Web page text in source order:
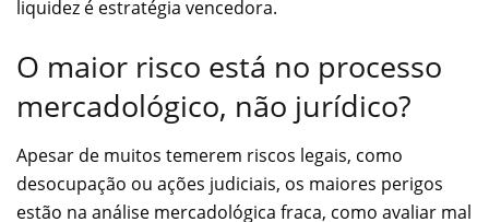
liquidez é estratégia vencedora.
O maior risco está no processo
mercadológico, não jurídico?
Apesar de muitos temerem riscos legais, como
desocupação ou ações judiciais, os maiores perigos
estão na análise mercadológica fraca, como avaliar mal